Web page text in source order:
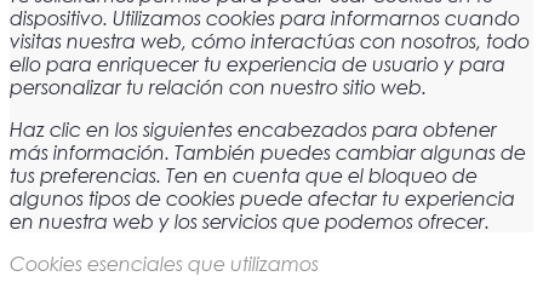
dispositivo. Utilizamos cookies para informarnos cuando
visitas nuestra web, cómo interactúas con nosotros, todo
ello para enriquecer tu experiencia de usuario y para
personalizar tu relación con nuestro sitio web.
Haz clic en los siguientes encabezados para obtener
más información. También puedes cambiar algunas de
tus preferencias. Ten en cuenta que el bloqueo de
algunos tipos de cookies puede afectar tu experiencia
en nuestra web y los servicios que podemos ofrecer.
Cookies esenciales que utilizamos